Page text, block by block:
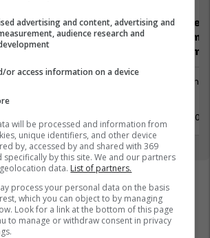
HoReCa
Staf
Menaxhim)
11 Maj
advertising and content, advertising and
audience research and
or access information on a device
will be processed and information from
unique identifiers, and other device
by, accessed by and shared with 369
specifically by this site. We and our partners
data. List of partners.
process your personal data on the basis
which you can object to by managing
Look for a link at the bottom of this page
to manage or withdraw consent in privacy